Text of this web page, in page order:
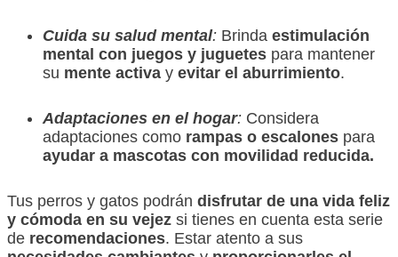
Cuida su salud mental: Brinda estimulación
mental con juegos y juguetes para mantener
su mente activa y evitar el aburrimiento.
Adaptaciones en el hogar: Considera
adaptaciones como rampas o escalones para
ayudar a mascotas con movilidad reducida.
Tus perros y gatos podrán disfrutar de una vida feliz
y cómoda en su vejez si tienes en cuenta esta serie
de recomendaciones. Estar atento a sus